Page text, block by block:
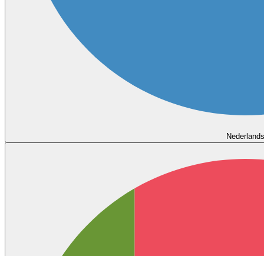
Nederlands